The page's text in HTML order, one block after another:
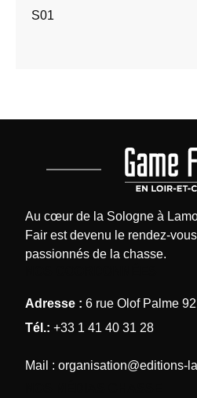
S01
Au cœur de la Sologne à
Fair est devenu le rendez-
passionnés de la chasse.
Adresse : 6 rue Olof Palme
Tél.: +33 1 41 40 31 28
Mail : organisation@editions-